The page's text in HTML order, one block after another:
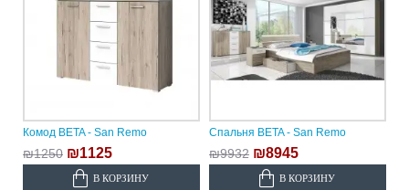
Комод BETA - San Remo
₪1250 ₪1125
В КОРЗИНУ
Спальня BETA - San Remo
₪9932 ₪8945
В КОРЗИНУ